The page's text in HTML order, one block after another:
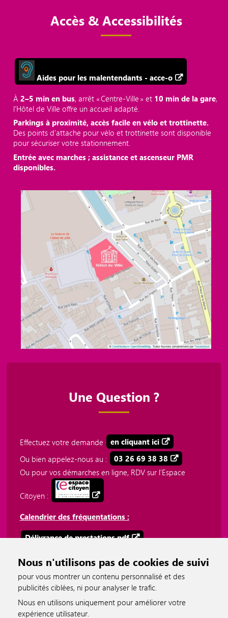
Nous n'utilisons pas de cookies de suivi
pour vous montrer un contenu personnalisé et des
publicités ciblées, ni pour analyser le trafic.
Nous en utilisons uniquement pour améliorer votre
expérience utilisateur.
Accès & Accessibilités
Aides pour les malentendants - acce-o
À2–5 min en bus, arrêt « Centre‑Ville » et 10 min de la gare,
l’Hôtel de Ville offre un accueil adapté.
Parkings à proximité, accès facile en vélo et trottinette.
Des points d'attache pour vélo et trottinette sont disponible
pour sécuriser votre stationnement.
Entrée avec marches ; assistance et ascenseur PMR
disponibles.
Une Question ?
Effectuez votre demande
en cliquant ici
Ou bien appelez-nous au :
03 26 69 38 38
Ou pour vos démarches en ligne, RDV sur l'Espace
Citoyen :
Calendrier des fréquentations :
Délivrance de prestations.pdf